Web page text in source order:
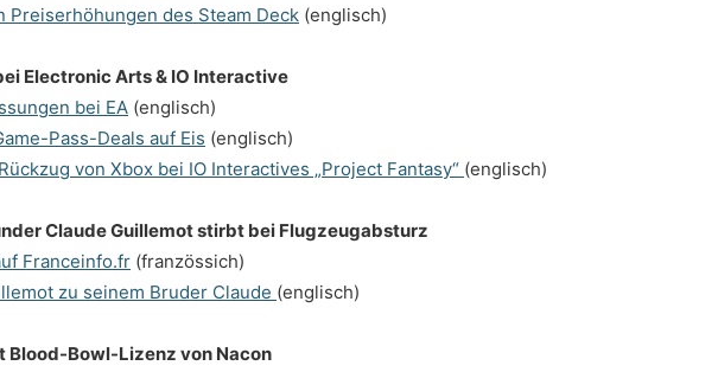
Preiserhöhungen des Steam Deck (englisch)
Electronic Arts & IO Interactive
bei EA (englisch)
Pass-Deals auf Eis (englisch)
von Xbox bei IO Interactives „Project Fantasy“ (englisch)
Claude Guillemot stirbt bei Flugzeugabsturz
Franceinfo.fr (französsich)
zu seinem Bruder Claude (englisch)
Blood-Bowl-Lizenz von Nacon